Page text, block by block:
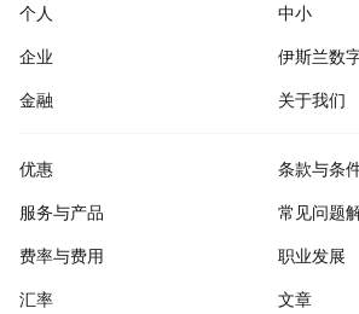
个人
中小
企业
伊斯兰数
金融
关于我们
优惠
服务与产品
费率与费用
汇率
条款与条
常见问题
职业发展
文章